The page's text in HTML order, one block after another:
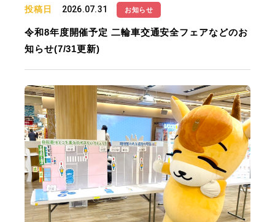
投稿日 2026.07.31 お知らせ
令和8年度開催予定 二輪車交通安全フェアなどのお
知らせ(7/31更新)